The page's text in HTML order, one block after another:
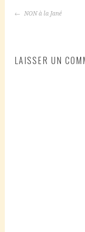
NAVIGATION
NON à la Jané
LAISSER UN